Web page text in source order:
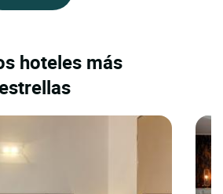
hoteles más